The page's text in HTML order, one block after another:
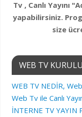
Tv , Canlı Yayını
yapabilirsiniz.
size
WEB TV
WEB TV NEDİR,
Web Tv ile Canlı
İNTERNE TV YAYIN